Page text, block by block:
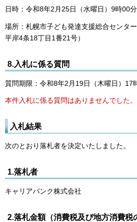
日時：令和8年2月25日（水曜日）9時00分
場所：札幌市子ども発達支援総合センタ
平岸4条18丁目1番21号）
8.入札に係る質問
質問期限：令和8年2月19日（木曜日）17
本件入札に係る質問はありませんでした。
入札結果
次のとおり落札者を決定いたしました。
1.落札者
キャリアバンク株式会社
2.落札金額（消費税及び地方消費税